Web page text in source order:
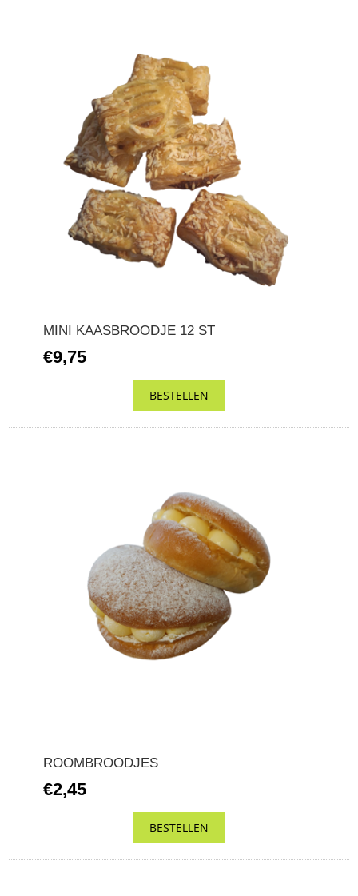
MINI KAASBROODJE 12 ST
€9,75
ROOMBROODJES
€2,45